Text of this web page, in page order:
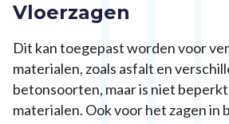
Vloerzagen
Dit kan toegepast worden voor
materialen, zoals asfalt en
betonsoorten, maar is niet
materialen. Ook voor het zagen in